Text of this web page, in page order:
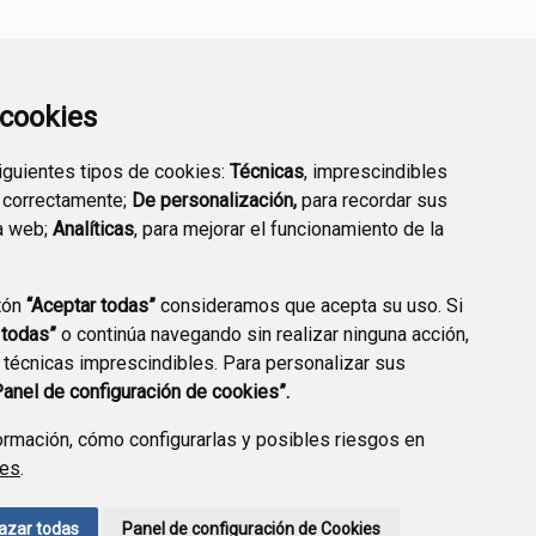
tipos de cookies: Técnicas, imprescindibles
De personalización, para recordar sus
web; Analíticas, para mejorar el funcionamiento de la
“Aceptar todas” consideramos que acepta su uso. Si
o continúa navegando sin realizar ninguna acción,
imprescindibles. Para personalizar sus
de configuración de cookies”.
cómo configurarlas y posibles riesgos en
.
todas Panel de configuración de Cookies
DIRECTORIO
EMPRESARIAL
VALIDACIÓN DE
DOCUMENTOS
DE DATOS ACCESIBILIDAD POLÍTICA DE COOKIES